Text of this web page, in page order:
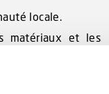
locale.
matériaux et les